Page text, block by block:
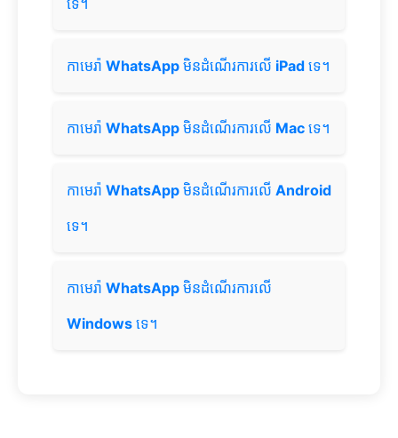
ទេ។
កាមេរ៉ា WhatsApp មិនដំណើរការលើ iPad ទេ។
កាមេរ៉ា WhatsApp មិនដំណើរការលើ Mac ទេ។
កាមេរ៉ា WhatsApp មិនដំណើរការលើ Android
ទេ។
កាមេរ៉ា WhatsApp មិនដំណើរការលើ
Windows ទេ។